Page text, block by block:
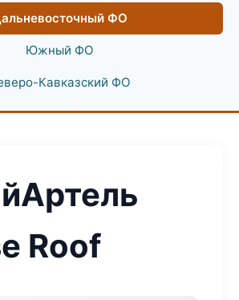
ФО
Южный ФО
Кавказский ФО
Roof